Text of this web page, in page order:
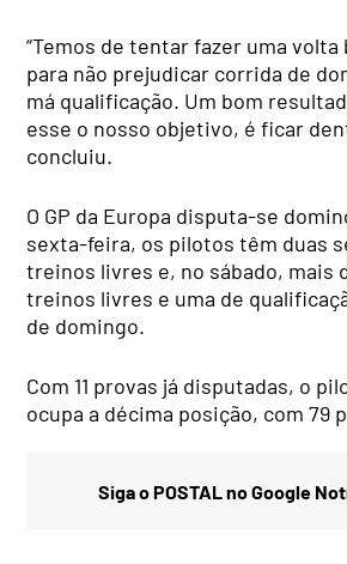
“Temos de tentar fazer uma volta
para não prejudicar corrida de
má qualificação. Um bom
esse o nosso objetivo, é ficar
concluiu.
O GP da Europa disputa-se
sexta-feira, os pilotos têm duas
treinos livres e, no sábado, mais
treinos livres e uma de
de domingo.
Com 11 provas já disputadas, o
ocupa a décima posição, com 79
Siga o POSTAL no Google